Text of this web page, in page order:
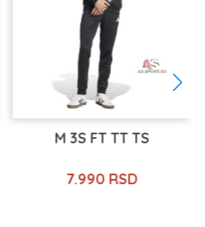
M 3S FT TT TS
7.990 RSD